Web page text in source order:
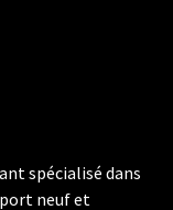
spécialisé dans
neuf et